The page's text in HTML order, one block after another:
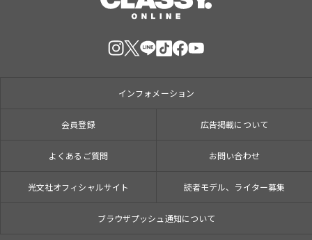
インフォメーション
会員登録 広告掲載について
よくあるご質問 お問い合わせ
光文社オフィシャルサイト 読者モデル、ライター募集
ブラウザプッシュ通知について